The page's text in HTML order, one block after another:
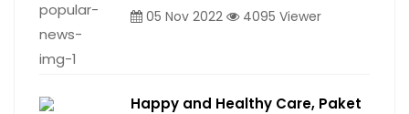
05 Nov 2022 4095 Viewer
Happy and Healthy Care, Paket